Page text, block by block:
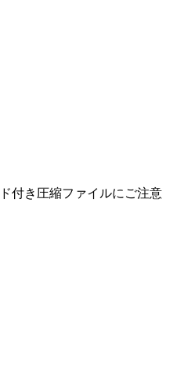
付き圧縮ファイルにご注意